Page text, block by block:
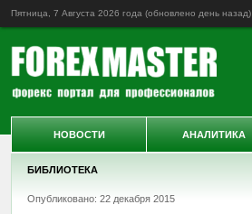
Пятница, 7 Августа 2026 года (обновлено день назад)
БИБЛИОТЕКА
Опубликовано: 22 декабря 2015
НОВОСТИ АНАЛИТИКА